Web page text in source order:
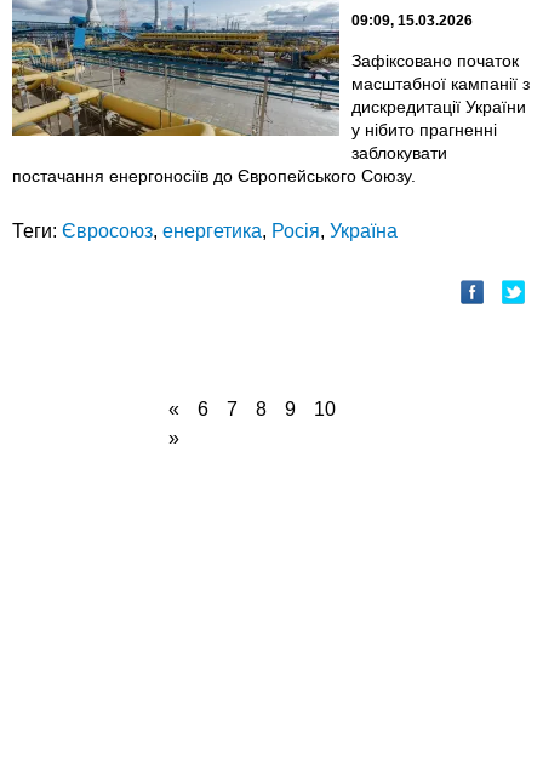
09:09, 15.03.2026
Зафіксовано початок
масштабної кампанії з
дискредитації України
у нібито прагненні
заблокувати
постачання енергоносіїв до Європейського Союзу.
Теги: Євросоюз, енергетика, Росія, Україна
« 6 7 8 9
10
»